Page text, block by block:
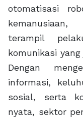
otomatisasi
terampil
komunikasi
Dengan
informasi,
sosial, serta
nyata, sektor